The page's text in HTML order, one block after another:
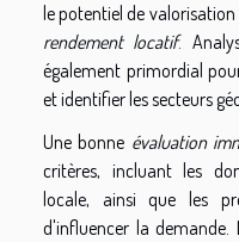
le potentiel de
rendement locatif.
également primordial
et identifier les secteurs
Une bonne évaluation
critères, incluant les
locale, ainsi que les
d'influencer la demande.